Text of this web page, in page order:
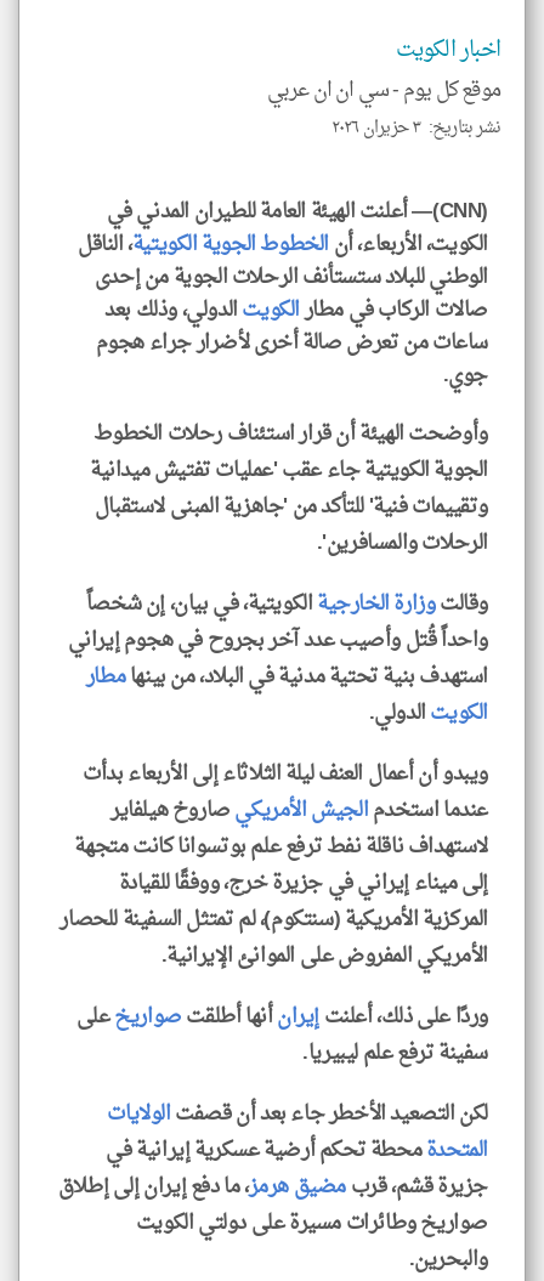
اخبار الكويت
موقع كل يوم -سي ان ان عربي
نشر بتاريخ: ٣ حزيران ٢٠٢٦
(CNN)— أعلنت الهيئة العامة للطيران المدني في
الكويت، الأربعاء، أنالخطوط الجوية الكويتية، الناقل
الوطني للبلاد ستستأنف الرحلات الجوية من إحدى
صالات الركاب في مطارالكويتالدولي، وذلك بعد
ساعات من تعرض صالة أخرى لأضرار جراء هجوم
جوي.
وأوضحت الهيئة أن قرار استئناف رحلات الخطوط
الجوية الكويتية جاء عقب 'عمليات تفتيش ميدانية
وتقييمات فنية' للتأكد من 'جاهزية المبنى لاستقبال
الرحلات والمسافرين'.
وقالتوزارة الخارجيةالكويتية، في بيان، إن شخصاً
واحداً قُتل وأصيب عدد آخر بجروح في هجوم إيراني
استهدف بنية تحتية مدنية في البلاد، من بينهامطار
الكويتالدولي.
ويبدو أن أعمال العنف ليلة الثلاثاء إلى الأربعاء بدأت
عندما استخدمالجيش الأمريكيصاروخ هيلفاير
لاستهداف ناقلة نفط ترفع علم بوتسوانا كانت متجهة
إلى ميناء إيراني في جزيرة خرج، ووفقًا للقيادة
المركزية الأمريكية (سنتكوم)، لم تمتثل السفينة للحصار
الأمريكي المفروض على الموانئ الإيرانية.
وردًا على ذلك، أعلنتإيرانأنها أطلقتصواريخعلى
سفينة ترفع علم ليبيريا.
لكن التصعيد الأخطر جاء بعد أن قصفتالولايات
المتحدةمحطة تحكم أرضية عسكرية إيرانية في
جزيرة قشم، قربمضيق هرمز، ما دفع إيران إلى إطلاق
صواريخ وطائرات مسيرة على دولتي الكويت
والبحرين.
klyoum.com